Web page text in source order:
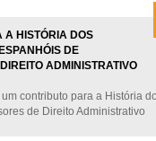
A HISTÓRIA DOS
DE
ADMINISTRATIVO
contributo para a História
de Direito Administrativo